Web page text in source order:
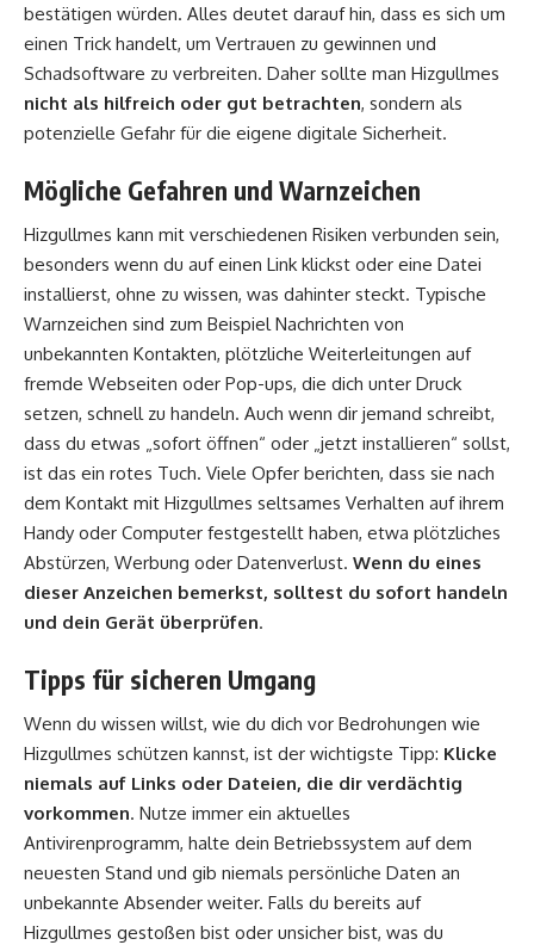
bestätigen würden. Alles deutet darauf hin, dass es sich um
einen Trick handelt, um Vertrauen zu gewinnen und
Schadsoftware zu verbreiten. Daher sollte man Hizgullmes
nicht als hilfreich oder gut betrachten, sondern als
potenzielle Gefahr für die eigene digitale Sicherheit.
Mögliche Gefahren und Warnzeichen
Hizgullmes kann mit verschiedenen Risiken verbunden sein,
besonders wenn du auf einen Link klickst oder eine Datei
installierst, ohne zu wissen, was dahinter steckt. Typische
Warnzeichen sind zum Beispiel Nachrichten von
unbekannten Kontakten, plötzliche Weiterleitungen auf
fremde Webseiten oder Pop-ups, die dich unter Druck
setzen, schnell zu handeln. Auch wenn dir jemand schreibt,
dass du etwas „sofort öffnen“ oder „jetzt installieren“ sollst,
ist das ein rotes Tuch. Viele Opfer berichten, dass sie nach
dem Kontakt mit Hizgullmes seltsames Verhalten auf ihrem
Handy oder Computer festgestellt haben, etwa plötzliches
Abstürzen, Werbung oder Datenverlust. Wenn du eines
dieser Anzeichen bemerkst, solltest du sofort handeln
und dein Gerät überprüfen.
Tipps für sicheren Umgang
Wenn du wissen willst, wie du dich vor Bedrohungen wie
Hizgullmes schützen kannst, ist der wichtigste Tipp: Klicke
niemals auf Links oder Dateien, die dir verdächtig
vorkommen. Nutze immer ein aktuelles
Antivirenprogramm, halte dein Betriebssystem auf dem
neuesten Stand und gib niemals persönliche Daten an
unbekannte Absender weiter. Falls du bereits auf
Hizgullmes gestoßen bist oder unsicher bist, was du